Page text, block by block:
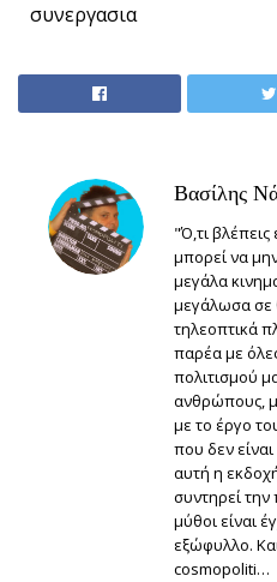
συνεργασια
Βασίλης
"Ό,τι βλέπεις
μπορεί να
μεγάλα
μεγάλωσα σε
τηλεοπτικά
παρέα με
πολιτισμού
ανθρώπους,
με το έργο
που δεν
αυτή η
συντηρεί την
μύθοι είναι
εξώφυλλο.
cosmopoliti…